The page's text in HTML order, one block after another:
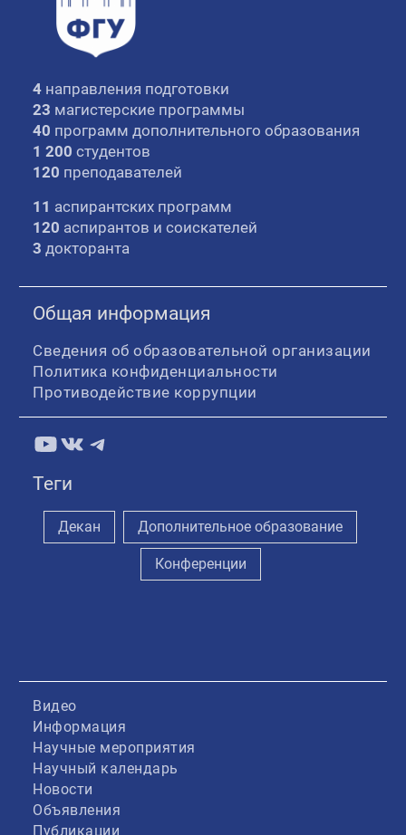
4 направления подготовки
23 магистерские программы
40 программ дополнительного образования
1 200 студентов
120 преподавателей
11 аспирантских программ
120 аспирантов и соискателей
3 докторанта
Общая информация
Сведения об образовательной организации
Политика конфиденциальности
Противодействие коррупции
YouTube
ВКонтакте
Telegram
Теги
Декан Дополнительное образование
Конференции
Видео
Информация
Научные мероприятия
Научный календарь
Новости
Объявления
Публикации